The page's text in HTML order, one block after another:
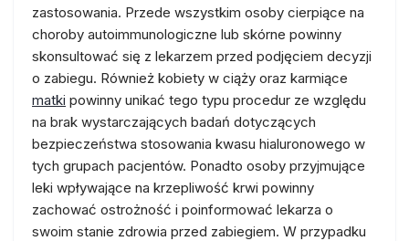
zastosowania. Przede wszystkim osoby cierpiące na
choroby autoimmunologiczne lub skórne powinny
skonsultować się z lekarzem przed podjęciem decyzji
o zabiegu. Również kobiety w ciąży oraz karmiące
matki powinny unikać tego typu procedur ze względu
na brak wystarczających badań dotyczących
bezpieczeństwa stosowania kwasu hialuronowego w
tych grupach pacjentów. Ponadto osoby przyjmujące
leki wpływające na krzepliwość krwi powinny
zachować ostrożność i poinformować lekarza o
swoim stanie zdrowia przed zabiegiem. W przypadku